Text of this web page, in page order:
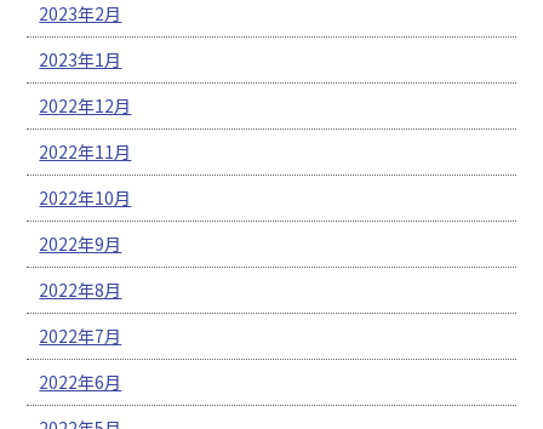
2023年2月
2023年1月
2022年12月
2022年11月
2022年10月
2022年9月
2022年8月
2022年7月
2022年6月